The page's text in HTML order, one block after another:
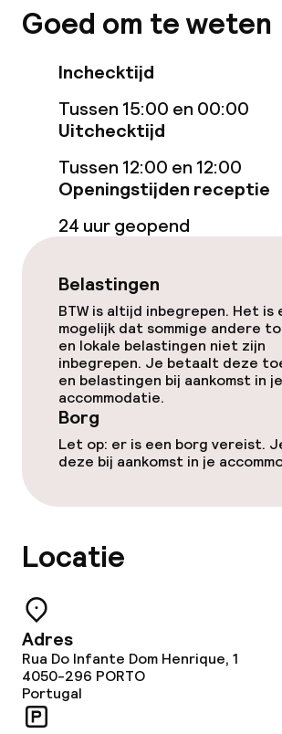
Ontbijtbuffet
Lunch à la carte
Diner à la carte
Roomservice
Schoonmaakvoorzieningen
Zakelijke faciliteiten
Conferentieruimte
Vergaderruimte
Beleid
Overal rookvrij
Goed om te weten
Inchecktijd
Tussen 15:00 en 00:00
Uitchecktijd
Tussen 12:00 en 12:00
Openingstijden receptie
24 uur geopend
Belastingen
BTW is altijd inbegrepen. Het
mogelijk dat sommige andere
en lokale belastingen niet zijn
inbegrepen. Je betaalt deze
en belastingen bij aankomst in je
accommodatie.
Borg
Let op: er is een borg vereist.
deze bij aankomst in je
Locatie
Adres
Rua Do Infante Dom Henrique, 1
4050-296 PORTO
Portugal